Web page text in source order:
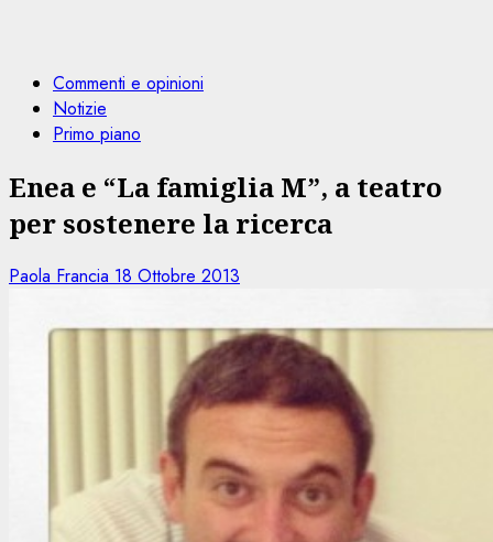
Commenti e opinioni
Notizie
Primo piano
Enea e “La famiglia M”, a teatro
per sostenere la ricerca
Paola Francia 18 Ottobre 2013